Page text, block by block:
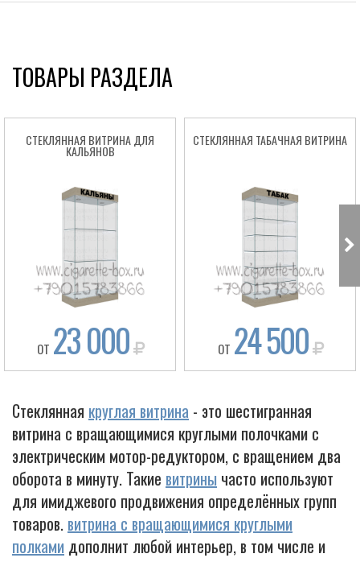
ТОВАРЫ РАЗДЕЛА
СТЕКЛЯННАЯ ВИТРИНА ДЛЯ
КАЛЬЯНОВ
ОТ 23 000
СТЕКЛЯННАЯ ТАБАЧНАЯ ВИТРИНА
ОТ 24 500
Стеклянная круглая витрина - это шестигранная
витрина с вращающимися круглыми полочками с
электрическим мотор-редуктором, с вращением два
оборота в минуту. Такие витрины часто используют
для имиджевого продвижения определённых групп
товаров. витрина с вращающимися круглыми
полками дополнит любой интерьер, в том числе и